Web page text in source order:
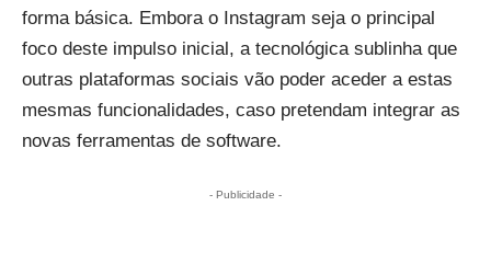
forma básica. Embora o Instagram seja o principal
foco deste impulso inicial, a tecnológica sublinha que
outras plataformas sociais vão poder aceder a estas
mesmas funcionalidades, caso pretendam integrar as
novas ferramentas de software.
- Publicidade -